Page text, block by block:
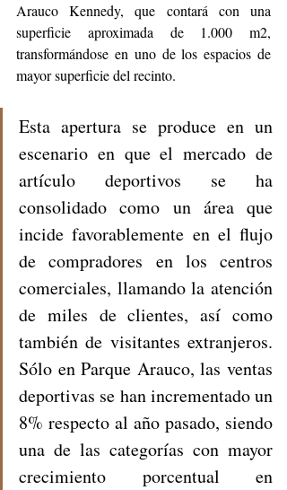
Arauco Kennedy, que contará con una
superficie aproximada de 1.000 m2,
transformándose en uno de los espacios de
mayor superficie del recinto.
Esta apertura se produce en un
escenario en que el mercado de
artículo deportivos se ha
consolidado como un área que
incide favorablemente en el flujo
de compradores en los centros
comerciales, llamando la atención
de miles de clientes, así como
también de visitantes extranjeros.
Sólo en Parque Arauco, las ventas
deportivas se han incrementado un
8% respecto al año pasado, siendo
una de las categorías con mayor
crecimiento porcentual en